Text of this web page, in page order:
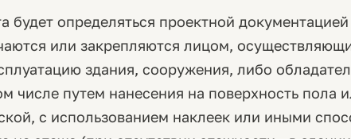
будет определяться проектной документацией
или закрепляются лицом,
здания, сооружения, либо
числе путем нанесения на поверхность пола
с использованием наклеек или иными